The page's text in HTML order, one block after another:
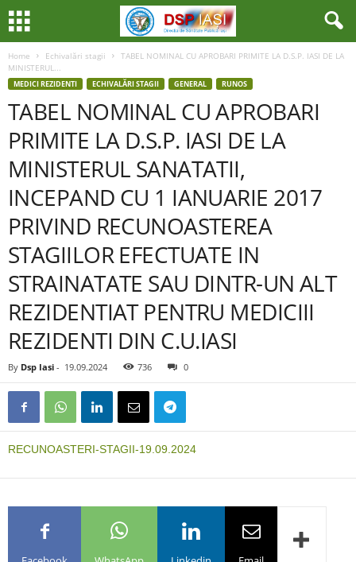
Home Echivalări stagii
TABEL NOMINAL CU APROBARI PRIMITE LA D.S.P. IASI DE LA
MINISTERUL...
MEDICI REZIDENTI ECHIVALĂRI STAGII GENERAL RUNOS
TABEL NOMINAL CU APROBARI
PRIMITE LA D.S.P. IASI DE LA
MINISTERUL SANATATII,
INCEPAND CU 1 IANUARIE 2017
PRIVIND RECUNOASTEREA
STAGIILOR EFECTUATE IN
STRAINATATE SAU DINTR-UN ALT
REZIDENTIAT PENTRU MEDICIII
REZIDENTI DIN C.U.IASI
By Dsp Iasi - 19.09.2024 736 0
RECUNOASTERI-STAGII-19.09.2024